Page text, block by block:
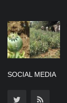
SOCIAL MEDIA